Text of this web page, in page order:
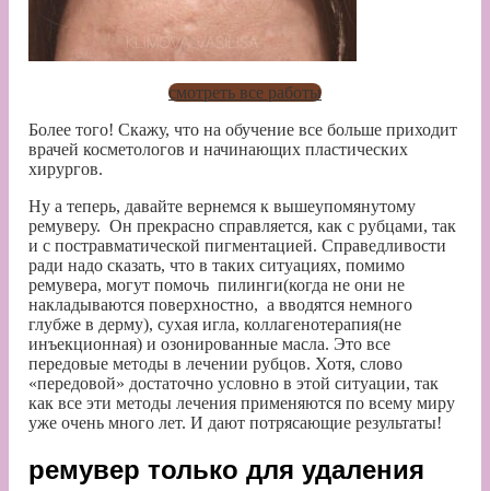
смотреть все работы
Более того! Скажу, что на обучение все больше приходит
врачей косметологов и начинающих пластических
хирургов.
Ну а теперь, давайте вернемся к вышеупомянутому
ремуверу. Он прекрасно справляется, как с рубцами, так
и с постравматической пигментацией. Справедливости
ради надо сказать, что в таких ситуациях, помимо
ремувера, могут помочь пилинги(когда не они не
накладываются поверхностно, а вводятся немного
глубже в дерму), сухая игла, коллагенотерапия(не
инъекционная) и озонированные масла. Это все
передовые методы в лечении рубцов. Хотя, слово
«передовой» достаточно условно в этой ситуации, так
как все эти методы лечения применяются по всему миру
уже очень много лет. И дают потрясающие результаты!
ремувер только для удаления